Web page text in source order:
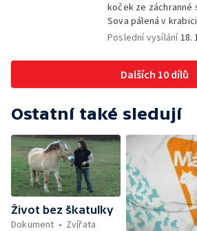
koček ze záchranné
Sova pálená v
Poslední vysílání18.
Dalších 10 dílů
Ostatní také sledují
Život bez škatulky
Dokument
Zvířata